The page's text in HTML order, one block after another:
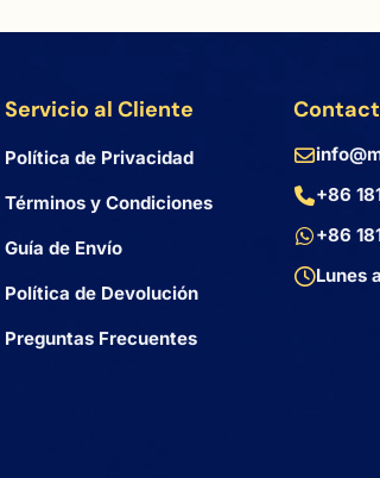
Servicio al Cliente
Política de Privacidad
Términos y Condiciones
Guía de Envío
Política de Devolución
Preguntas Frecuentes
+86
+86
Lunes